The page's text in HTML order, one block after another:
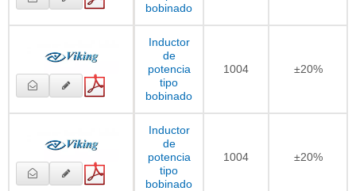
bobinado
Inductor
de
potencia
tipo
bobinado
1004 ±20%
Inductor
de
potencia
tipo
bobinado
1004 ±20%